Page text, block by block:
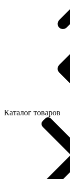
Каталог товаров